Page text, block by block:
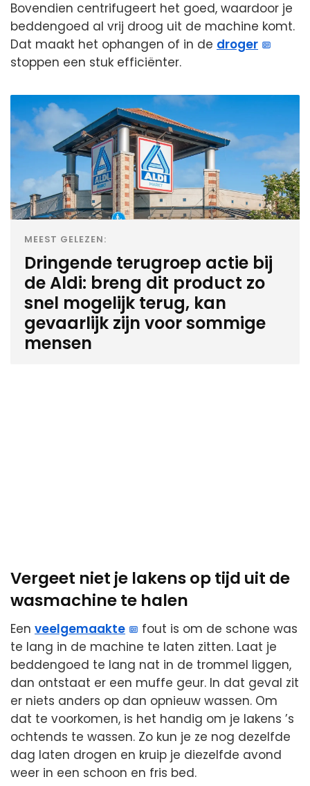
Bovendien centrifugeert het goed, waardoor je
beddengoed al vrij droog uit de machine komt.
Dat maakt het ophangen of in de droger
stoppen een stuk efficiënter.
MEEST GELEZEN:
Dringende terugroep actie bij
de Aldi: breng dit product zo
snel mogelijk terug, kan
gevaarlijk zijn voor sommige
mensen
Vergeet niet je lakens op tijd uit de
wasmachine te halen
Een veelgemaakte
fout is om de schone was
te lang in de machine te laten zitten. Laat je
beddengoed te lang nat in de trommel liggen,
dan ontstaat er een muffe geur. In dat geval zit
er niets anders op dan opnieuw wassen. Om
dat te voorkomen, is het handig om je lakens ’s
ochtends te wassen. Zo kun je ze nog dezelfde
dag laten drogen en kruip je diezelfde avond
weer in een schoon en fris bed.